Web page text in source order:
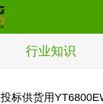
行业知识